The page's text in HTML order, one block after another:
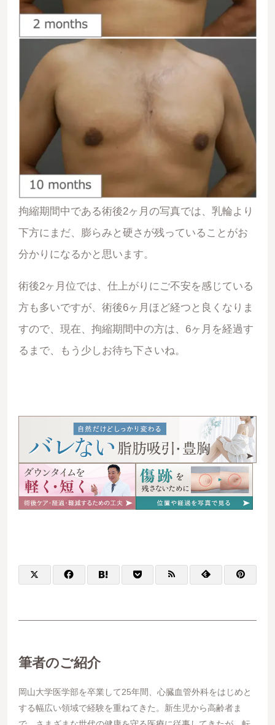
拘縮期間中である術後2ヶ月の写真では、乳輪より
下方にまだ、膨らみと硬さが残っていることがお
分かりになるかと思います。
術後2ヶ月位では、仕上がりにご不安を感じている
方も多いですが、術後6ヶ月ほど経つと良くなりま
すので、現在、拘縮期間中の方は、6ヶ月を経過す
るまで、もう少しお待ち下さいね。
筆者のご紹介
岡山大学医学部を卒業して25年間、心臓血管外科をはじめと
する幅広い領域で経験を重ねてきた。新生児から高齢者ま